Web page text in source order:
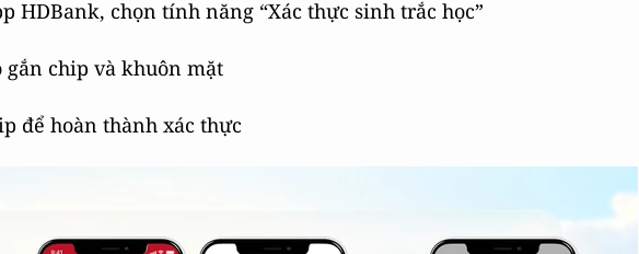
HDBank, chọn tính năng “Xác thực sinh trắc học”
gắn chip và khuôn mặt
để hoàn thành xác thực